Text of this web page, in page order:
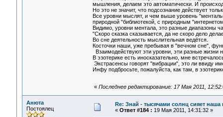
мышления, делаем это автоматически. И
Но это не значит, что подсознание действует
Все уровни мыслят, и чем выше уровень
природной "библиотекой, с природным
Видимо, уровни ментала, это разные диапазоны
"Скоро сказка сказывается, да не скоро дело
Во сне деятельность мыслительная ведётся.
Косточки наши, уже пребывая в "вечном сне",
Взаимодействуют эти уровни, эти разные
В эзотерике есть иносказательно, мне
Экстрасенсы говорят "вибрации", это ли ввиду
Инфу подбросьте, пожалуйста, как там, в
« Последнее редактирование: 17 Мая 2011,
Анюта
Постоялец
Re: Знай - тысячами солнц сияет наша
« Ответ #184 : 19 Мая 2011, 14:31:32 »